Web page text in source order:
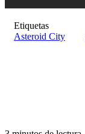
Etiquetas
Asteroid City